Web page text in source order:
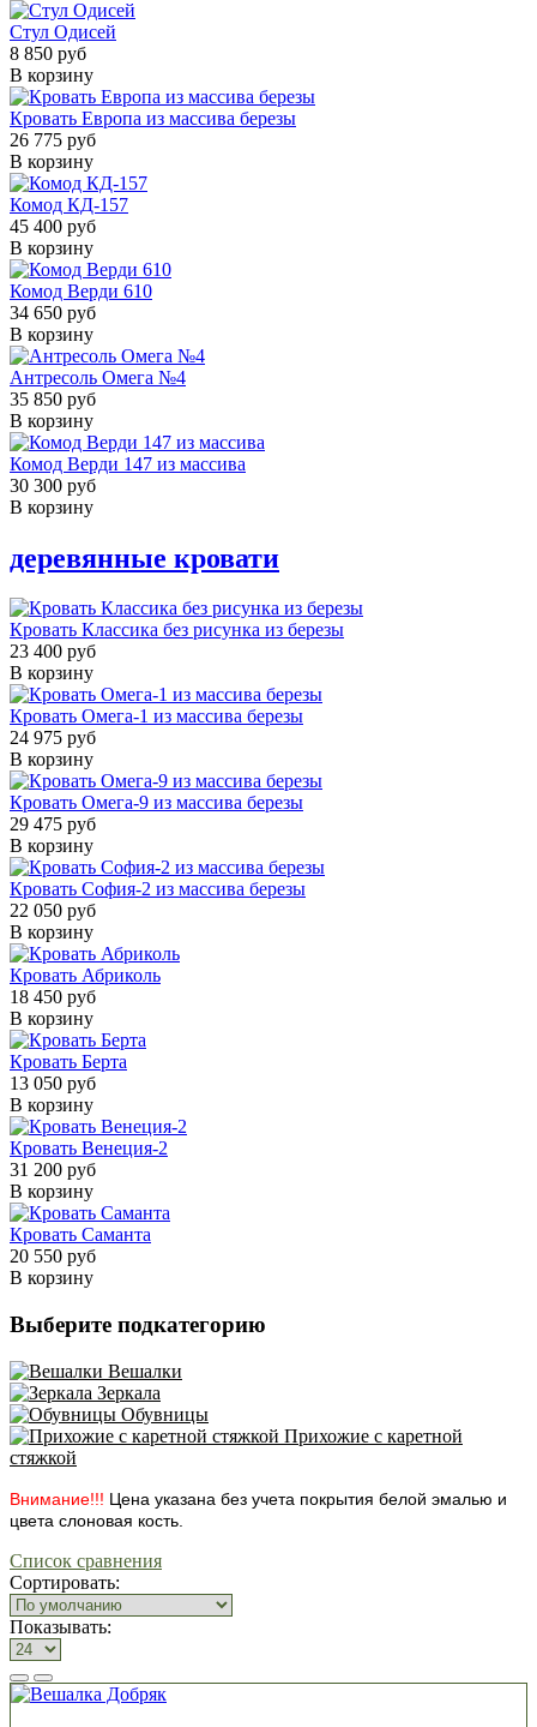
Стул Одисей
8 850 руб
В корзину
Кровать Европа из массива березы
26 775 руб
В корзину
Комод КД-157
45 400 руб
В корзину
Комод Верди 610
34 650 руб
В корзину
Антресоль Омега №4
35 850 руб
В корзину
Комод Верди 147 из массива
30 300 руб
В корзину
деревянные кровати
Кровать Классика без рисунка из березы
23 400 руб
В корзину
Кровать Омега-1 из массива березы
24 975 руб
В корзину
Кровать Омега-9 из массива березы
29 475 руб
В корзину
Кровать София-2 из массива березы
22 050 руб
В корзину
Кровать Абриколь
18 450 руб
В корзину
Кровать Берта
13 050 руб
В корзину
Кровать Венеция-2
31 200 руб
В корзину
Кровать Саманта
20 550 руб
В корзину
Выберите подкатегорию
Вешалки
Зеркала
Обувницы
Прихожие с каретной
стяжкой
Внимание!!! Цена указана без учета покрытия белой эмалью и
цвета слоновая кость.
Список сравнения
Сортировать:
Показывать: